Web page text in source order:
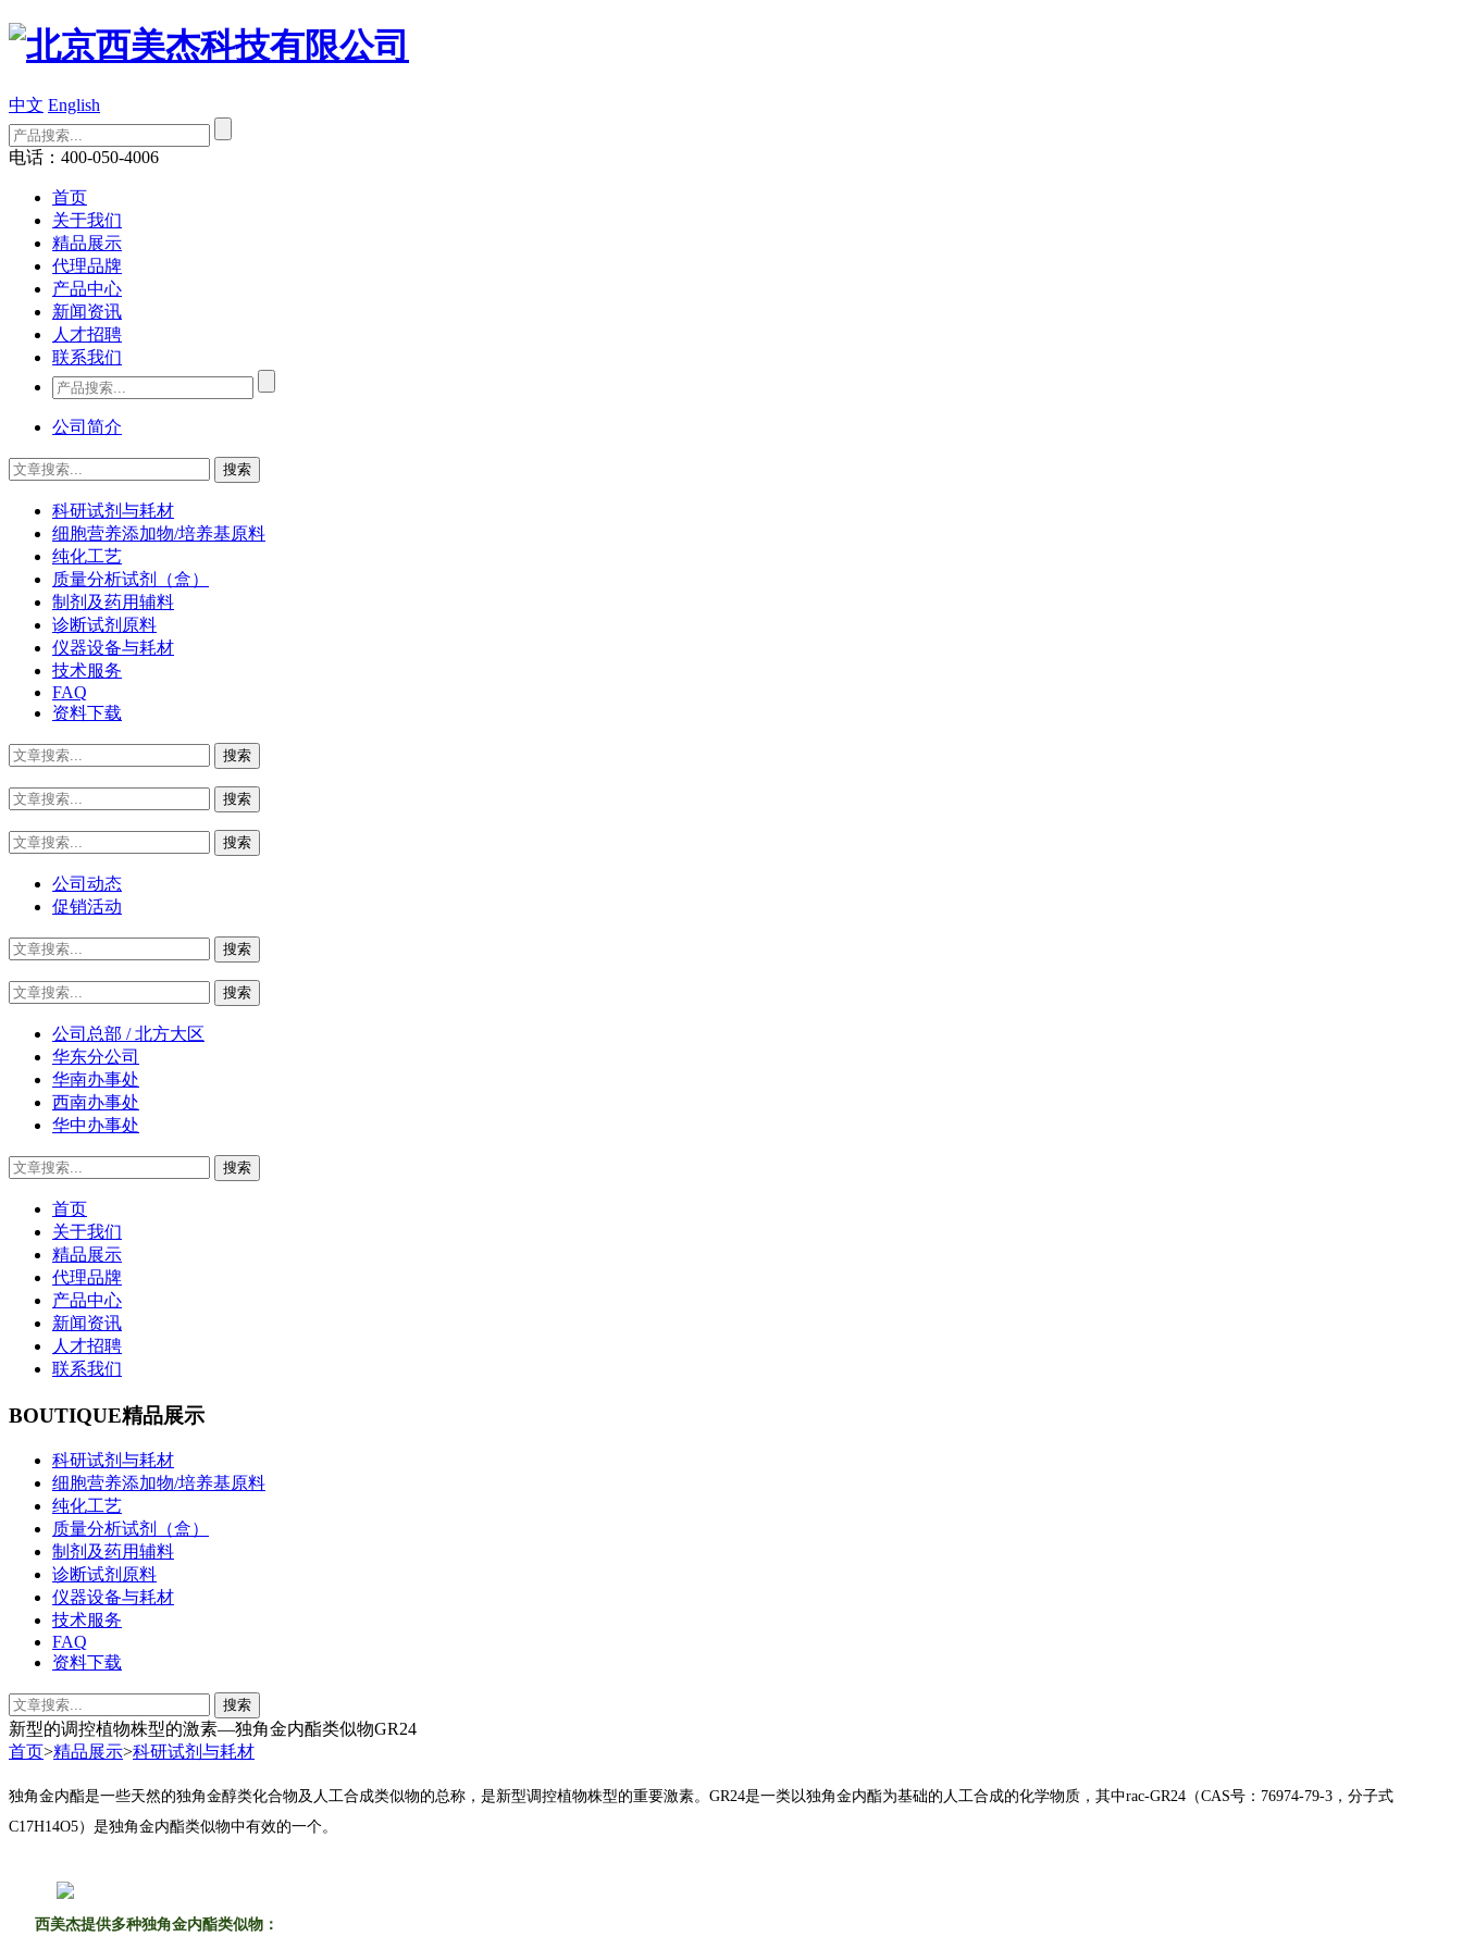
中文 English
电话：400-050-4006
首页
关于我们
精品展示
代理品牌
产品中心
新闻资讯
人才招聘
联系我们
公司简介
科研试剂与耗材
细胞营养添加物/培养基原料
纯化工艺
质量分析试剂（盒）
制剂及药用辅料
诊断试剂原料
仪器设备与耗材
技术服务
FAQ
资料下载
公司动态
促销活动
公司总部 / 北方大区
华东分公司
华南办事处
西南办事处
华中办事处
首页
关于我们
精品展示
代理品牌
产品中心
新闻资讯
人才招聘
联系我们
BOUTIQUE精品展示
科研试剂与耗材
细胞营养添加物/培养基原料
纯化工艺
质量分析试剂（盒）
制剂及药用辅料
诊断试剂原料
仪器设备与耗材
技术服务
FAQ
资料下载
新型的调控植物株型的激素—独角金内酯类似物GR24
首页>精品展示>科研试剂与耗材
独角金内酯是一些天然的独角金醇类化合物及人工合成类似物的总称，是新型调控植物株型的重要激素。GR24是一类以独角金内酯为基础的人工合成的化学物质，其中rac-GR24（CAS号：76974-79-3，分子式
C17H14O5）是独角金内酯类似物中有效的一个。
西美杰提供多种独角金内酯类似物：